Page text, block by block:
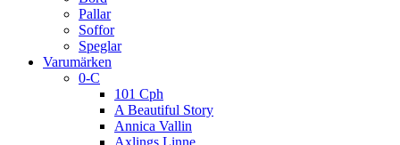
Pallar
Soffor
Speglar
Varumärken
0-C
101 Cph
A Beautiful Story
Annica Vallin
Axlings Linne